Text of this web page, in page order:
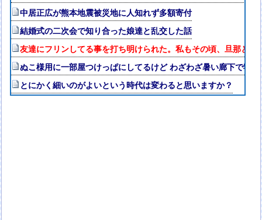
中居正広が熊本地震被災地に人知れず多額寄付
結婚式の二次会で知り合った娘達と乱交した話
友達にフリンしてる事を打ち明けられた。私もその頃、旦那とう
ぬこ様用に一部屋つけっぱにしてるけど わざわざ暑い廊下で寝
とにかく細いのがよいという時代は変わると思いますか？